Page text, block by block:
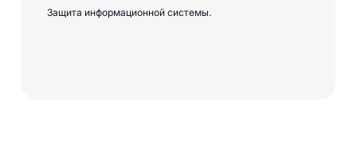
Защита информационной системы.